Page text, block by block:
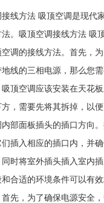
线方法 吸顶空调是现代
法。吸顶空调接线方法 吸
调的接线方法。首先，
线的三相电源，那么您
吸顶空调应该安装在天花
，需要先将其拆掉，以
部面板插头的插口方向
们插入相应的插口内，并
时将室外插头插入室内
合适的环境条件可以有
先，为了确保电源安全